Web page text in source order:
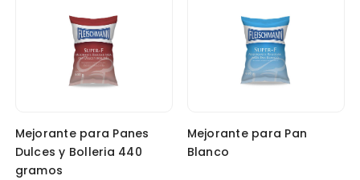
Mejorante para Panes
Dulces y Bolleria 440
gramos
Mejorante para Pan
Blanco